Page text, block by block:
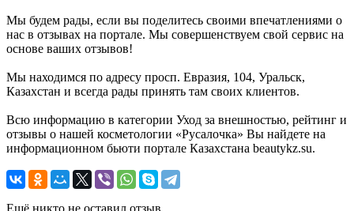
Мы будем рады, если вы поделитесь своими впечатлениями о
нас в отзывах на портале. Мы совершенствуем свой сервис на
основе ваших отзывов!
Мы находимся по адресу просп. Евразия, 104, Уральск,
Казахстан и всегда рады принять там своих клиентов.
Всю информацию в категории Уход за внешностью, рейтинг и
отзывы о нашей косметологии «Русалочка» Вы найдете на
информационном бьюти портале Казахстана beautykz.su.